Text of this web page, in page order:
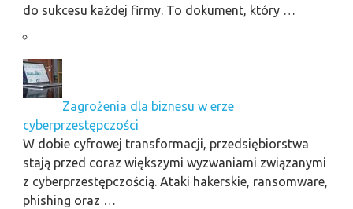
do sukcesu każdej firmy. To dokument, który …
Zagrożenia dla biznesu w erze
cyberprzestępczości
W dobie cyfrowej transformacji, przedsiębiorstwa
stają przed coraz większymi wyzwaniami związanymi
z cyberprzestępczością. Ataki hakerskie, ransomware,
phishing oraz …